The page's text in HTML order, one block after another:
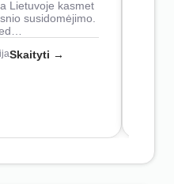
Lietuvoje kasmet
susidomėjimo.
Skaityti →